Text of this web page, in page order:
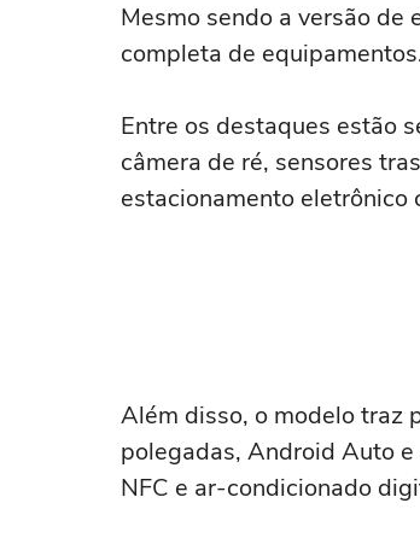
Mesmo sendo a versão
completa de
Entre os destaques estão
câmera de ré, sensores
estacionamento eletrônico
Além disso, o modelo traz
polegadas, Android Auto
NFC e ar-condicionado